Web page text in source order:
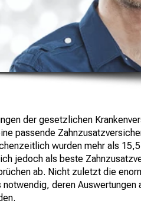
der gesetzlichen
passende
wurden mehr als
jedoch als beste
ab. Nicht zuletzt die
notwendig, deren